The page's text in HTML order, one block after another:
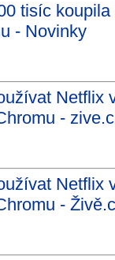
tisíc
- Novinky
Netflix
-
Netflix
-